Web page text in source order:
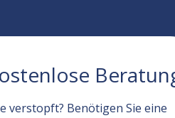
verstopft? Benötigen Sie eine